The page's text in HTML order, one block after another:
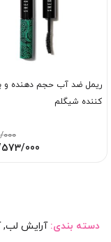
ریمل ضد آب حجم دهنده و
کننده شیگلم
000
قیمت
573/000
دسته بندی:آرایش لب,